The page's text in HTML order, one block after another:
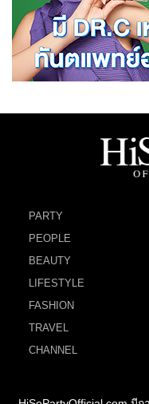
PARTY
PEOPLE
BEAUTY
LIFESTYLE
FASHION
TRAVEL
CHANNEL